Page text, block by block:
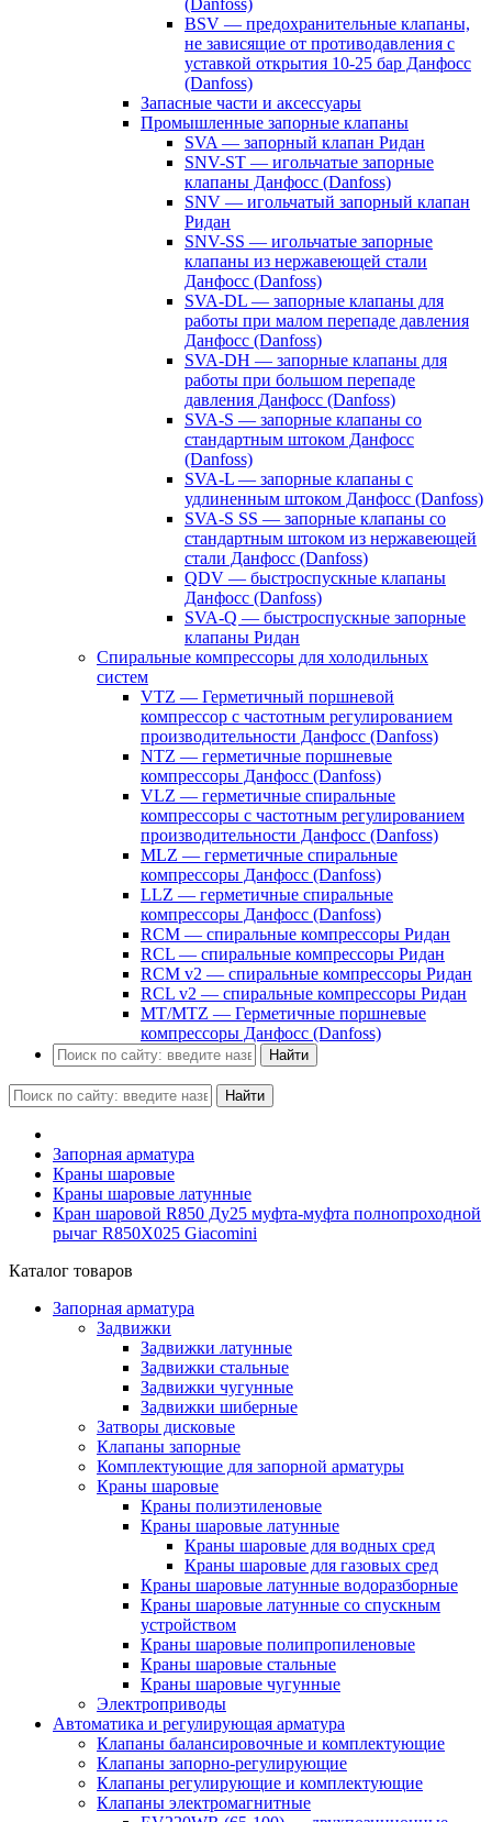
(Danfoss)
BSV — предохранительные клапаны,
не зависящие от противодавления с
уставкой открытия 10-25 бар Данфосс
(Danfoss)
Запасные части и аксессуары
Промышленные запорные клапаны
SVA — запорный клапан Ридан
SNV-ST — игольчатые запорные
клапаны Данфосс (Danfoss)
SNV — игольчатый запорный клапан
Ридан
SNV-SS — игольчатые запорные
клапаны из нержавеющей стали
Данфосс (Danfoss)
SVA-DL — запорные клапаны для
работы при малом перепаде давления
Данфосс (Danfoss)
SVA-DH — запорные клапаны для
работы при большом перепаде
давления Данфосс (Danfoss)
SVA-S — запорные клапаны со
стандартным штоком Данфосс
(Danfoss)
SVA-L — запорные клапаны с
удлиненным штоком Данфосс (Danfoss)
SVA-S SS — запорные клапаны со
стандартным штоком из нержавеющей
стали Данфосс (Danfoss)
QDV — быстроспускные клапаны
Данфосс (Danfoss)
SVA-Q — быстроспускные запорные
клапаны Ридан
Спиральные компрессоры для холодильных
систем
VTZ — Герметичный поршневой
компрессор с частотным регулированием
производительности Данфосс (Danfoss)
NTZ — герметичные поршневые
компрессоры Данфосс (Danfoss)
VLZ — герметичные спиральные
компрессоры с частотным регулированием
производительности Данфосс (Danfoss)
MLZ — герметичные спиральные
компрессоры Данфосс (Danfoss)
LLZ — герметичные спиральные
компрессоры Данфосс (Danfoss)
RCM — спиральные компрессоры Ридан
RCL — спиральные компрессоры Ридан
RCM v2 — спиральные компрессоры Ридан
RCL v2 — спиральные компрессоры Ридан
MT/MTZ — Герметичные поршневые
компрессоры Данфосс (Danfoss)
Найти
Найти
Запорная арматура
Краны шаровые
Краны шаровые латунные
Кран шаровой R850 Ду25 муфта-муфта полнопроходной
рычаг R850X025 Giacomini
Каталог товаров
Запорная арматура
Задвижки
Задвижки латунные
Задвижки стальные
Задвижки чугунные
Задвижки шиберные
Затворы дисковые
Клапаны запорные
Комплектующие для запорной арматуры
Краны шаровые
Краны полиэтиленовые
Краны шаровые латунные
Краны шаровые для водных сред
Краны шаровые для газовых сред
Краны шаровые латунные водоразборные
Краны шаровые латунные со спускным
устройством
Краны шаровые полипропиленовые
Краны шаровые стальные
Краны шаровые чугунные
Электроприводы
Автоматика и регулирующая арматура
Клапаны балансировочные и комплектующие
Клапаны запорно-регулирующие
Клапаны регулирующие и комплектующие
Клапаны электромагнитные